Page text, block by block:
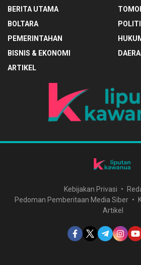
BERITA UTAMA
BOLTARA
PEMERINTAHAN
BISNIS & EKONOMI
ARTIKEL
Kebijakan Privasi
Pedoman Pemberitaan Media Siber
Artikel